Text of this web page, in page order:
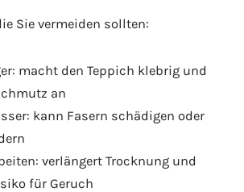
Sie vermeiden sollten:
macht den Teppich klebrig und
an
kann Fasern schädigen oder
verlängert Trocknung und
für Geruch